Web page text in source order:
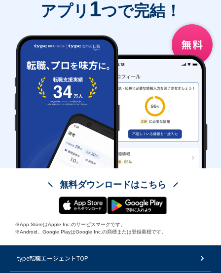
アプリ 1つで完結！
無料ダウンロードはこちら
※App StoreはApple Inc.のサービスマークです。
※Android、Google PlayはGoogle Inc.の商標または登録商標です。
type転職エージェントTOP